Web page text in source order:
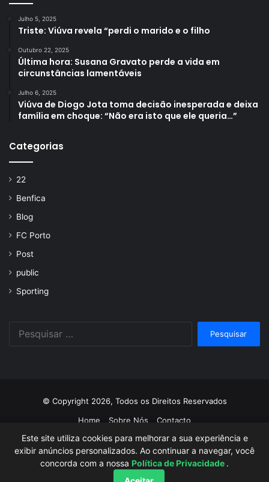
Este site utiliza cookies para melhorar a sua experiência e
exibir anúncios personalizados. Ao continuar a navegar, você
concorda com a nossa Política de Privacidade .
Julho 5, 2025
Triste: Viúva revela “perdi o marido e o filho
Outubro 22, 2025
Última hora: Susana Gravato perde a vida em
circunstâncias lamentáveis
Julho 6, 2025
Viúva de Diogo Jota toma decisão inesperada e deixa
família em choque: “Não era isto que ele queria…”
Categorias
22
Benfica
Blog
FC Porto
Post
public
Sporting
© Copyright 2026, Todos os Direitos Reservados
Home
Sobre Nós Contacto
Facebook
TwitterYouTubeInstagram